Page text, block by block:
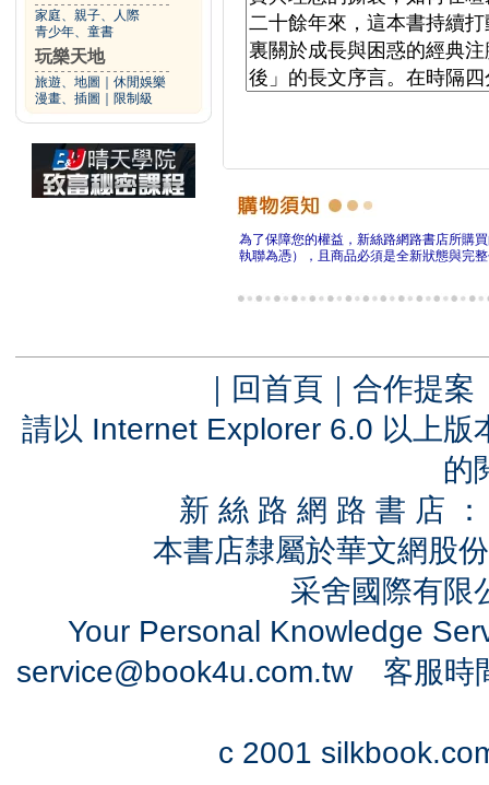
家庭、親子、人際
青少年、童書
玩樂天地
旅遊、地圖
休閒娛樂
漫畫、插圖
限制級
為了保障您的權益，新絲路網路書店所購
執聯為憑），且商品必須是全新狀態與完
｜ 回首頁 ｜ 合作提案
請以 Internet Explorer 6.0 以上
的
新 絲 路 網 路 書 店
本書店隸屬於華文網股
采舍國際有
Your Personal Knowledge
service@book4u.com.tw客服時
c 2001